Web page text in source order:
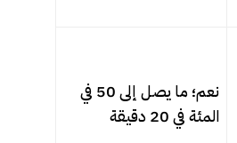
نعم؛ ما يصل إلى 50 في
المئة في 20 دقيقة